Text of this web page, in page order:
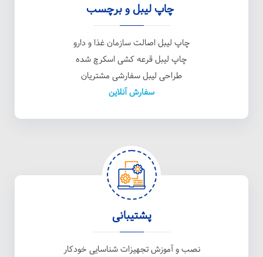
چاپ لیبل و برچسب
چاپ لیبل اصالت سازمان غذا و دارو
چاپ لیبل قرعه کشی اسکرچ شده
طراحی لیبل سفارشی مشتریان
سفارش آنلاین
پشتیبانی
نصب و آموزش تجهیزات شناسایی خودکار